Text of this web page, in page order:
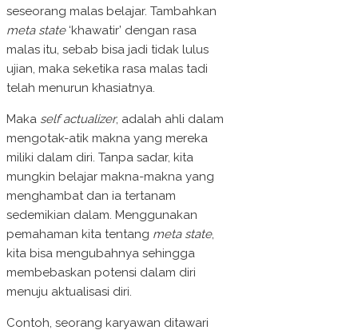
seseorang malas belajar. Tambahkan
meta state‘khawatir’ dengan rasa
malas itu, sebab bisa jadi tidak lulus
ujian, maka seketika rasa malas tadi
telah menurun khasiatnya.
Maka self actualizer, adalah ahli dalam
mengotak-atik makna yang mereka
miliki dalam diri. Tanpa sadar, kita
mungkin belajar makna-makna yang
menghambat dan ia tertanam
sedemikian dalam. Menggunakan
pemahaman kita tentang meta state,
kita bisa mengubahnya sehingga
membebaskan potensi dalam diri
menuju aktualisasi diri.
Contoh, seorang karyawan ditawari